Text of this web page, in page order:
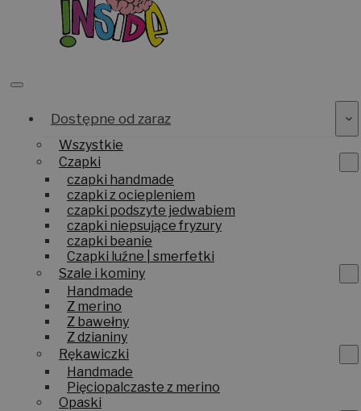
Dostępne od zaraz
Wszystkie
Czapki
czapki handmade
czapki z ociepleniem
czapki podszyte jedwabiem
czapki niepsujące fryzury
czapki beanie
Czapki luźne | smerfetki
Szale i kominy
Handmade
Z merino
Z bawełny
Z dzianiny
Rękawiczki
Handmade
Pięciopalczaste z merino
Opaski